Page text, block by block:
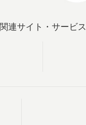
関連サイト・サービス